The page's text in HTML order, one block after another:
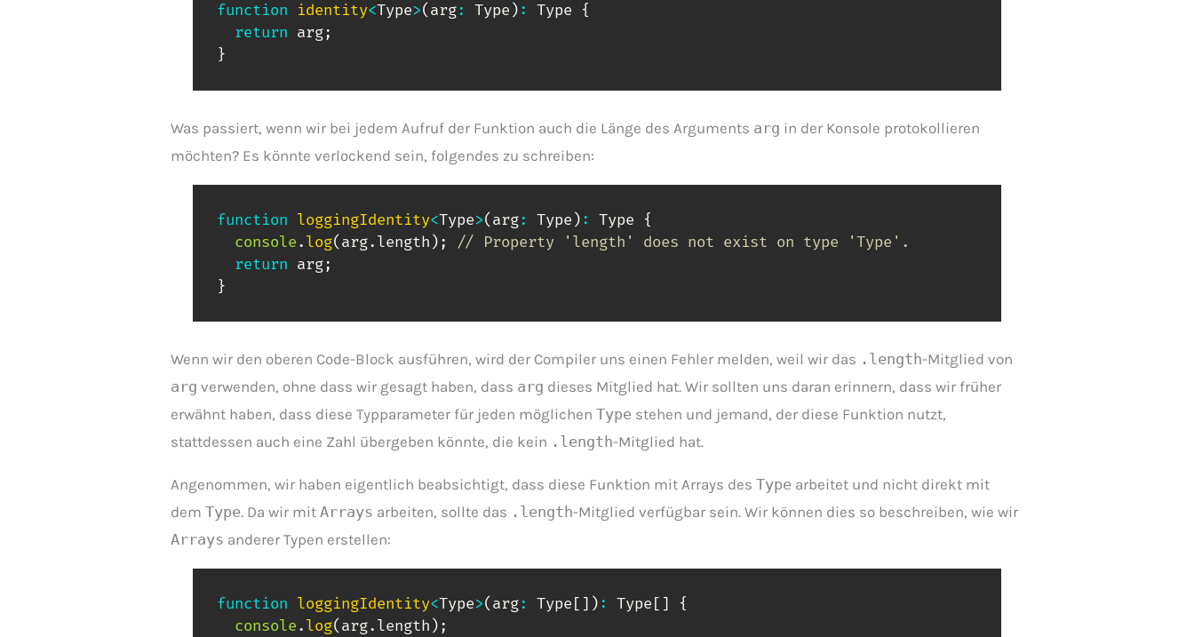
function identity<Type>(arg: Type ): Type {
return arg;
}
Was passiert, wenn wir bei jedem Aufruf der Funktion auch die Länge des Arguments arg in der Konsole protokollieren
möchten? Es könnte verlockend sein, folgendes zu schreiben:
function loggingIdentity<Type>(arg: Type ): Type {
console.log(arg.length );
// Property 'length' does not exist on type 'Type'.
return arg;
}
Wenn wir den oberen Code-Block ausführen, wird der Compiler uns einen Fehler melden, weil wir das .length-Mitglied von
arg verwenden, ohne dass wir gesagt haben, dass arg dieses Mitglied hat. Wir sollten uns daran erinnern, dass wir früher
erwähnt haben, dass diese Typparameter für jeden möglichen Type stehen und jemand, der diese Funktion nutzt,
stattdessen auch eine Zahl übergeben könnte, die kein .length-Mitglied hat.
Angenommen, wir haben eigentlich beabsichtigt, dass diese Funktion mit Arrays des Type arbeitet und nicht direkt mit
dem Type. Da wir mit Arrays arbeiten, sollte das .length-Mitglied verfügbar sein. Wir können dies so beschreiben, wie wir
Arrays anderer Typen erstellen:
function loggingIdentity<Type>(arg: Type [ ] ): Type [ ]
{
console.log(arg.length );